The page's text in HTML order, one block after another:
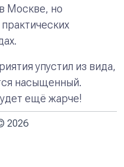
Москве, но
упустил из вида,
насыщенный.
ещё жарче!
2026